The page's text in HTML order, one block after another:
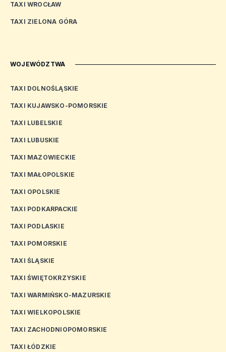
TAXI WROCŁAW
TAXI ZIELONA GÓRA
WOJEWÓDZTWA
TAXI DOLNOŚLĄSKIE
TAXI KUJAWSKO-POMORSKIE
TAXI LUBELSKIE
TAXI LUBUSKIE
TAXI MAZOWIECKIE
TAXI MAŁOPOLSKIE
TAXI OPOLSKIE
TAXI PODKARPACKIE
TAXI PODLASKIE
TAXI POMORSKIE
TAXI ŚLĄSKIE
TAXI ŚWIĘTOKRZYSKIE
TAXI WARMIŃSKO-MAZURSKIE
TAXI WIELKOPOLSKIE
TAXI ZACHODNIOPOMORSKIE
TAXI ŁÓDZKIE